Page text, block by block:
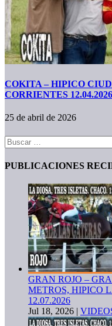
COKITA – HIPICO
CORRIENTES 12.04.2026
25 de abril de 2026
Buscar:
PUBLICACIONES
GRAN ROJO –
METROS, HIPICO
12.07.2026
Jul 18, 2026 |